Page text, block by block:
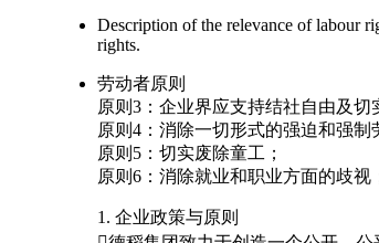
Description of the relevance of labour
rights.
劳动者原则
原则3：企业界应支持结社自由及切
原则4：消除一切形式的强迫和强制
原则5：切实废除童工；
原则6：消除就业和职业方面的歧视
1. 企业政策与原则